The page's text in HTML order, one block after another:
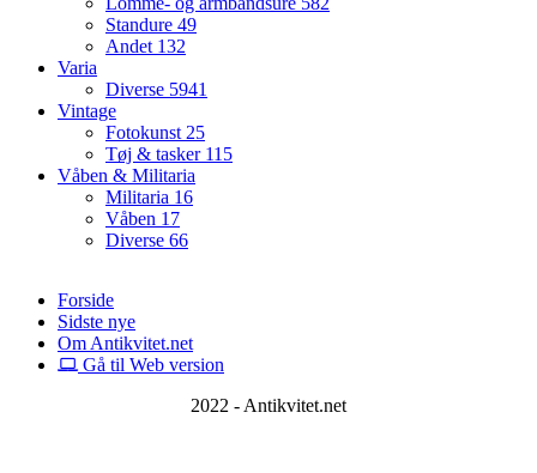
Standure 49
Andet 132
Varia
Diverse 5941
Vintage
Fotokunst25
Tøj & tasker 115
Våben & Militaria
Militaria 16
Våben 17
Diverse 66
Forside
Sidste nye
Om Antikvitet.net
Gå til Web version
2022 - Antikvitet.net